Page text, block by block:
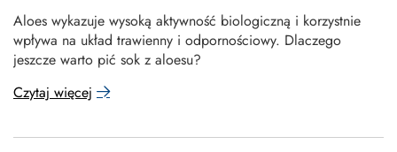
Aloes wykazuje wysoką aktywność biologiczną i korzystnie
wpływa na układ trawienny i odpornościowy. Dlaczego
jeszcze warto pić sok z aloesu?
Czytaj więcej